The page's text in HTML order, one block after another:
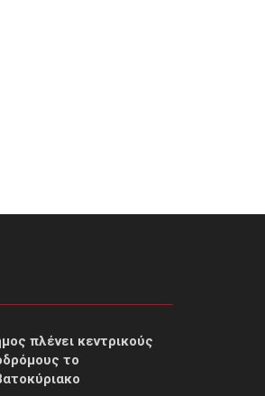
πλένει κεντρικούς
το